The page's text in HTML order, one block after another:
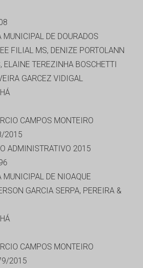
MUNICIPAL DE DOURADOS
FILIAL MS, DENIZE PORTOLANN
ELAINE TEREZINHA BOSCHETTI
GARCEZ VIDIGAL
CAMPOS MONTEIRO
2015
ADMINISTRATIVO 2015
MUNICIPAL DE NIOAQUE
GARCIA SERPA, PEREIRA &
CAMPOS MONTEIRO
2015